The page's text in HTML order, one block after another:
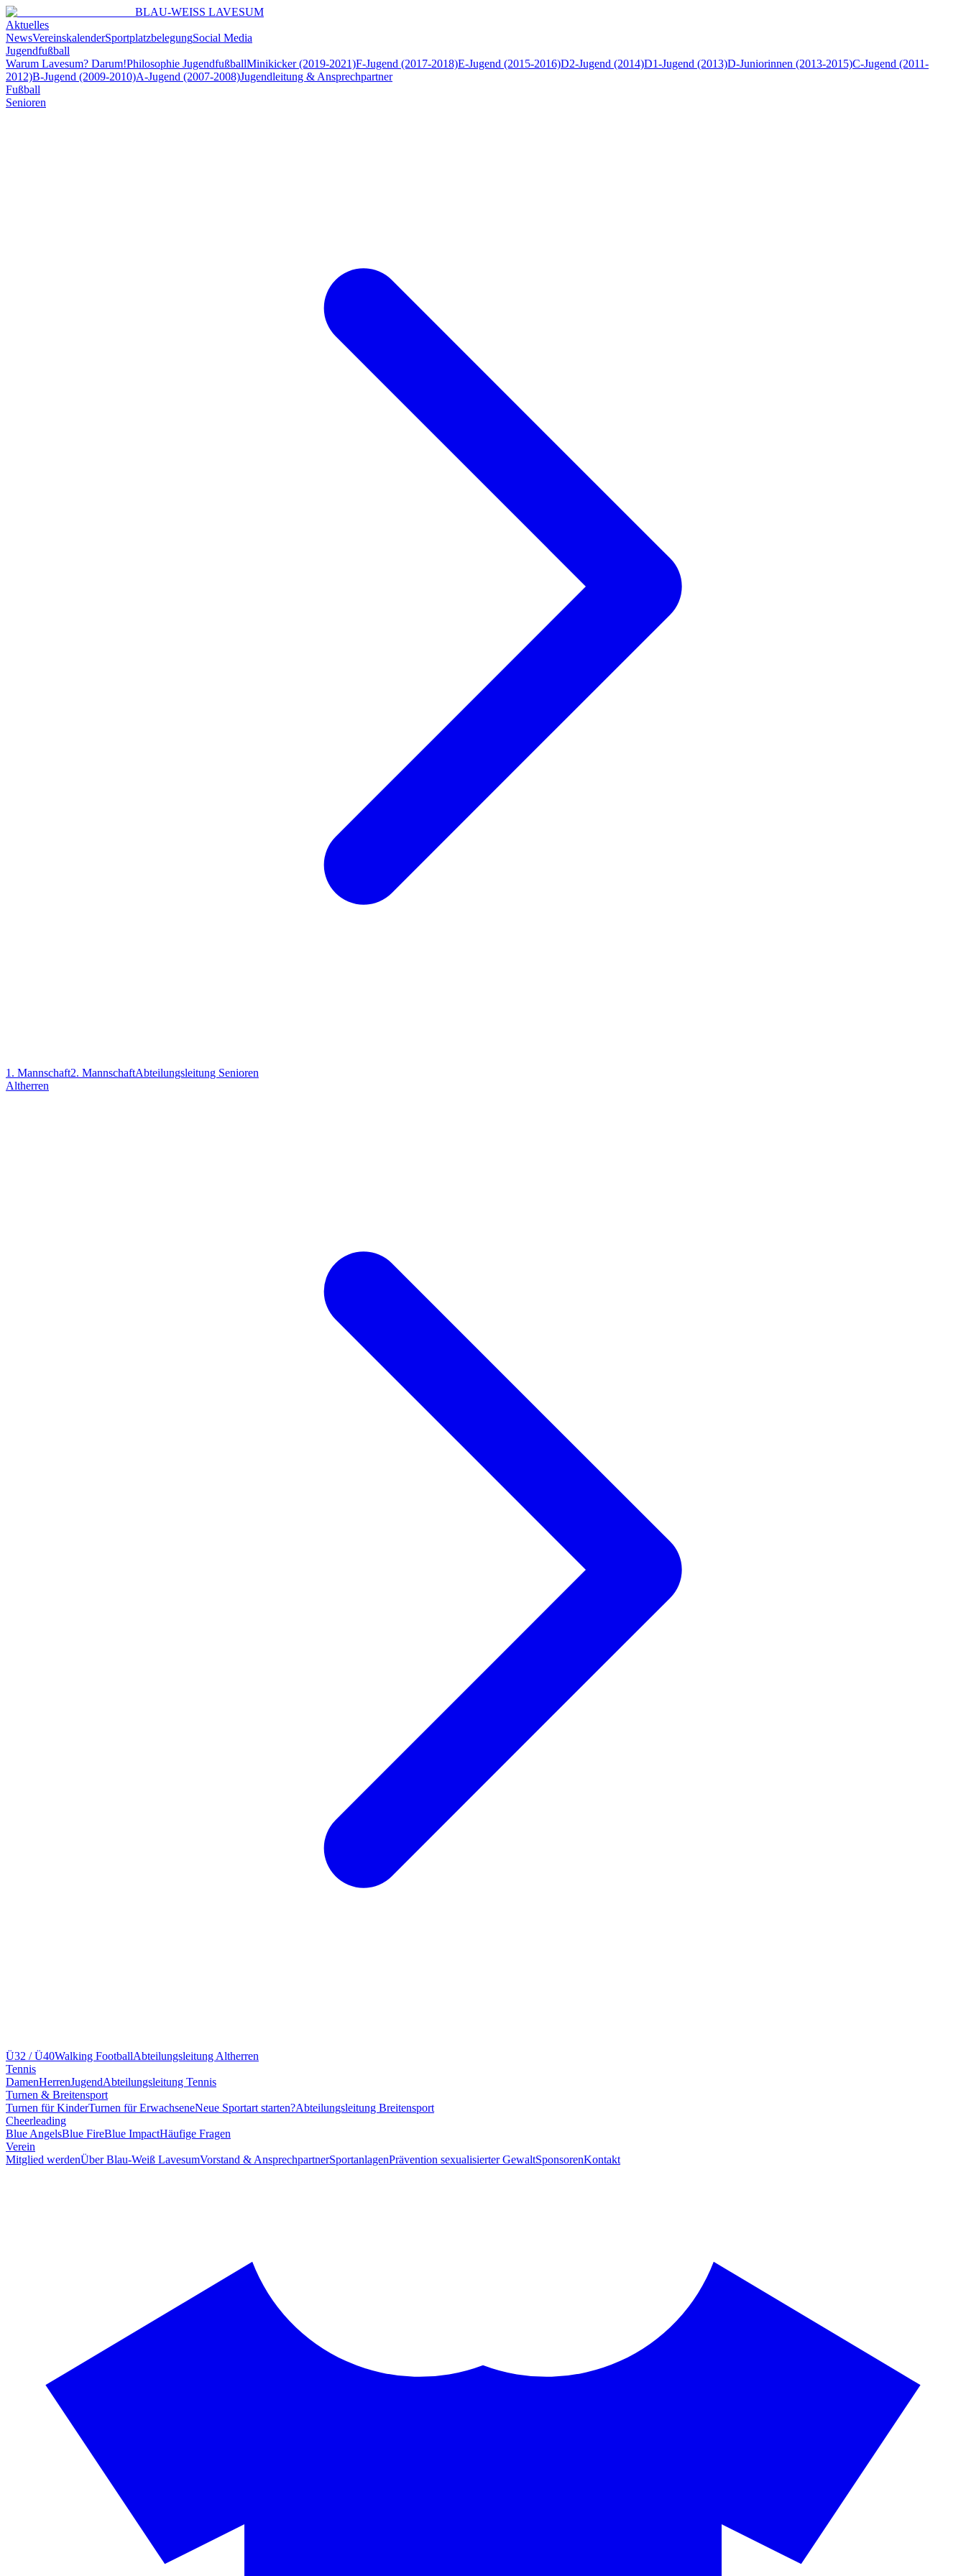
BLAU-WEISS LAVESUM
Aktuelles
NewsVereinskalenderSportplatzbelegungSocial Media
Jugendfußball
Warum Lavesum? Darum!Philosophie JugendfußballMinikicker (2019-2021)F-Jugend (2017-2018)E-Jugend (2015-2016)D2-Jugend (2014)D1-Jugend (2013)D-Juniorinnen (2013-2015)C-Jugend (2011-
2012)B-Jugend (2009-2010)A-Jugend (2007-2008)Jugendleitung & Ansprechpartner
Fußball
Senioren
1. Mannschaft2. MannschaftAbteilungsleitung Senioren
Altherren
Ü32 / Ü40Walking FootballAbteilungsleitung Altherren
Tennis
DamenHerrenJugendAbteilungsleitung Tennis
Turnen & Breitensport
Turnen für KinderTurnen für ErwachseneNeue Sportart starten?Abteilungsleitung Breitensport
Cheerleading
Blue AngelsBlue FireBlue ImpactHäufige Fragen
Verein
Mitglied werdenÜber Blau-Weiß LavesumVorstand & AnsprechpartnerSportanlagenPrävention sexualisierter GewaltSponsorenKontakt